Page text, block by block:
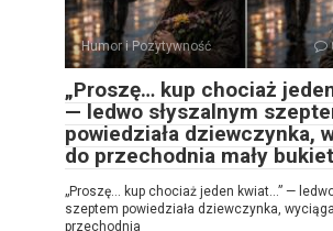
Humor i Pozytywność
„Proszę… kup chociaż
— ledwo słyszalnym
powiedziała dziewczynka,
do przechodnia mały bukiet
„Proszę… kup chociaż jeden kwiat…” —
szeptem powiedziała dziewczynka,
przechodnia